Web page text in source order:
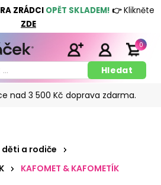
ZRÁDCI OPĚT SKLADEM! 👉Klikněte
ZDE
nad 3 500 Kč doprava zdarma.
0
děti a rodiče
KAFOMET & KAFOMETÍK